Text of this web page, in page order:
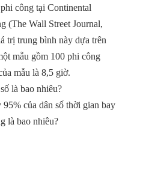
công tại Continental
(The Wall Street Journal,
trị trung bình này dựa trên
mẫu gồm 100 phi công
mẫu là 8,5 giờ.
là bao nhiêu?
của dân số thời gian bay
là bao nhiêu?